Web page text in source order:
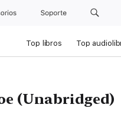
Soporte
Top libros Top
(Unabridged)